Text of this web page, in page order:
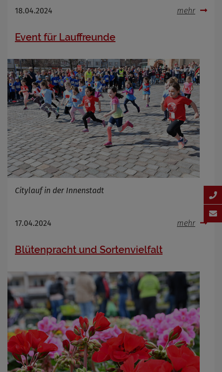
18.04.2024 mehr
Event für Lauffreunde
Citylauf in der Innenstadt
17.04.2024 mehr
Blütenpracht und Sortenvielfalt